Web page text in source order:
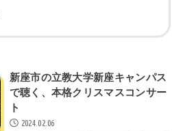
新座市の立教大学新座キャンパス
で聴く、本格クリスマスコンサー
ト
2024.02.06